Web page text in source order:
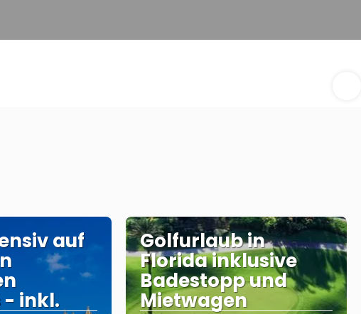
auf
- inkl.
Golfurlaub in
Florida inklusive
Badestopp und
Mietwagen